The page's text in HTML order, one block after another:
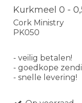
Kurkmeel 0 -
Cork Ministry
PK050
- veilig betalen!
- goedkope
- snelle levering!